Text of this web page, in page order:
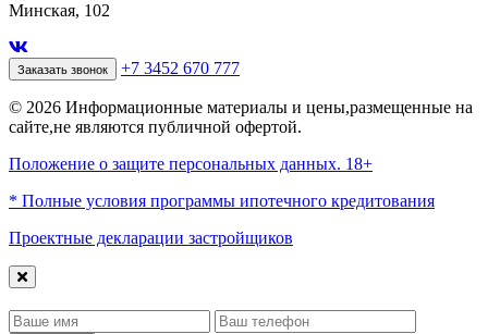
Минская, 102
Заказать звонок +7 3452 670 777
© 2026 Информационные материалы и цены,размещенные на
сайте,не являются публичной офертой.
Положение о защите персональных данных. 18+
* Полные условия программы ипотечного кредитования
Проектные декларации застройщиков